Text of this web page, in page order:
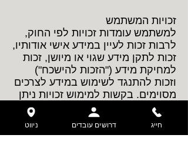
זכויות המשתמש
למשתמש עומדות זכויות לפי החוק,
לרבות זכות לעיין במידע אישי אודותיו,
זכות לתקן מידע שגוי או מיושן, זכות
למחיקת מידע ("הזכות להישכח")
וזכות להתנגד לשימוש במידע לצרכים
מסוימים. בקשות למימוש זכויות ניתן
לשלוח לכתובת הדוא"ל
office@danieltires.co.il
ניווט דרושים עובדים חייג